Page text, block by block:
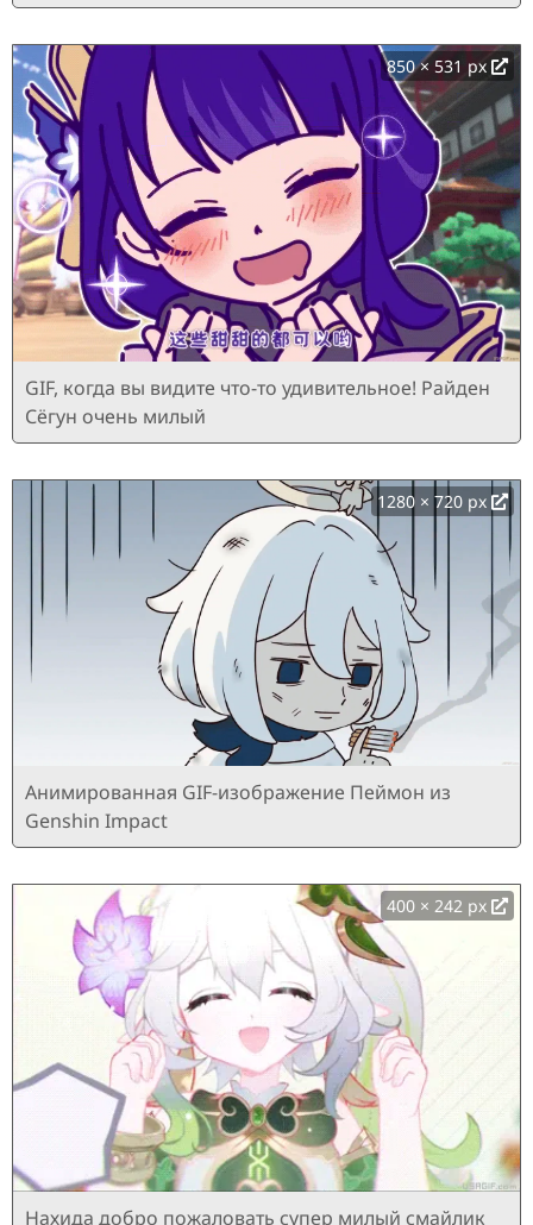
850 × 531 px
GIF, когда вы видите что-то удивительное! Райден
Сёгун очень милый
1280 × 720 px
Анимированная GIF-изображение Пеймон из
Genshin Impact
400 × 242 px
Нахида добро пожаловать супер милый смайлик